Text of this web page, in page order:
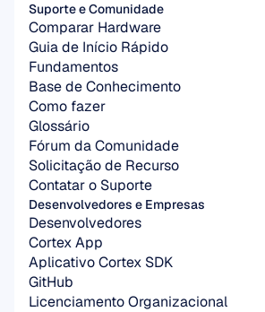
Suporte e Comunidade
Comparar Hardware
Guia de Início Rápido
Fundamentos
Base de Conhecimento
Como fazer
Glossário
Fórum da Comunidade
Solicitação de Recurso
Contatar o Suporte
Desenvolvedores e Empresas
Desenvolvedores
Cortex App
Aplicativo Cortex SDK
GitHub
Licenciamento Organizacional